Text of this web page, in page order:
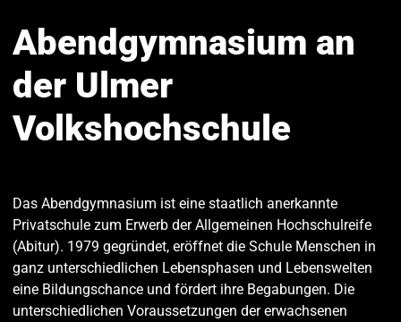
Abendgymnasium an
der Ulmer
Volkshochschule
Das Abendgymnasium ist eine staatlich anerkannte
Privatschule zum Erwerb der Allgemeinen Hochschulreife
(Abitur). 1979 gegründet, eröffnet die Schule Menschen in
ganz unterschiedlichen Lebensphasen und Lebenswelten
eine Bildungschance und fördert ihre Begabungen. Die
unterschiedlichen Voraussetzungen der erwachsenen